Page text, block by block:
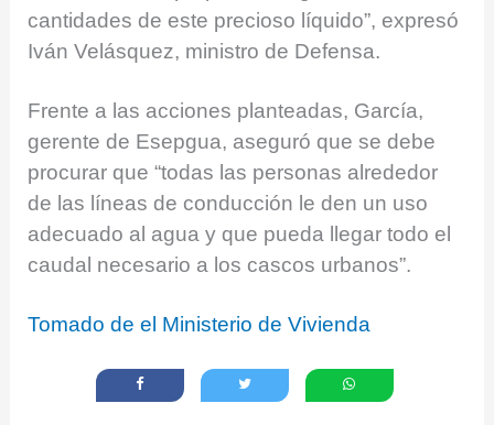
cantidades de este precioso líquido”, expresó
Iván Velásquez, ministro de Defensa.
Frente a las acciones planteadas, García,
gerente de Esepgua, aseguró que se debe
procurar que “todas las personas alrededor
de las líneas de conducción le den un uso
adecuado al agua y que pueda llegar todo el
caudal necesario a los cascos urbanos”.
Tomado de el Ministerio de Vivienda